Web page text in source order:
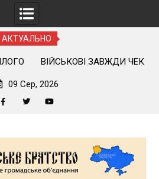
АКТУАЛЬНО
ЧЕКАЮТЬ НАШОГО ПРИЇЗДУ
09 Сер, 2026